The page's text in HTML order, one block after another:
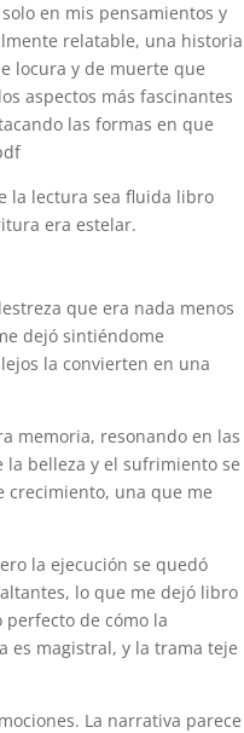
en mis pensamientos y
relatable, una historia
locura y de muerte que
aspectos más fascinantes
las formas en que
la lectura sea fluida libro
era estelar.
que era nada menos
dejó sintiéndome
la convierten en una
memoria, resonando en las
belleza y el sufrimiento se
crecimiento, una que me
la ejecución se quedó
lo que me dejó libro
de cómo la
es magistral, y la trama teje
La narrativa parece